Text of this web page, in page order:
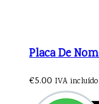
Placa De
€5.00 IVA incluído